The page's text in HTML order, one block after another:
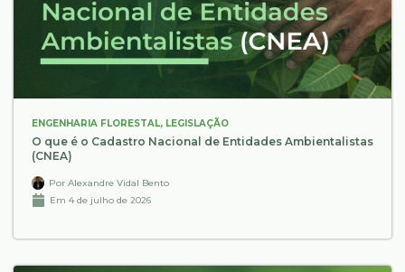
ENGENHARIA FLORESTAL, LEGISLAÇÃO
O que é o Cadastro Nacional de Entidades Ambientalistas
(CNEA)
Por Alexandre Vidal Bento
Em 4 de julho de 2026